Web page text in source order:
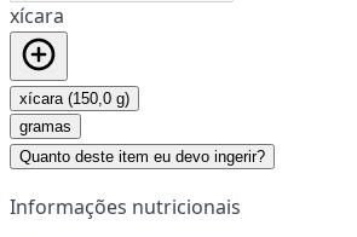
xícara
xícara (150,0 g)
gramas
Quanto deste item eu devo ingerir?
Informações nutricionais